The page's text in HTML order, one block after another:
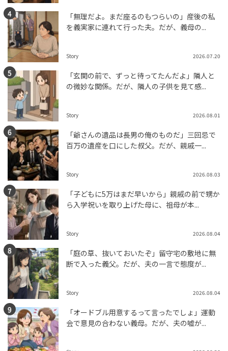
「無理だよ。まだ座るのもつらいの」産後の私
を義実家に連れて行った夫。だが、義母の...
Story 2026.07.20
「玄関の前で、ずっと待ってたんだよ」隣人と
の微妙な関係。だが、隣人の子供を見て感...
Story 2026.08.01
「爺さんの遺品は長男の俺のものだ」三回忌で
百万の遺産を口にした叔父。だが、親戚一...
Story 2026.08.03
「子どもに5万はまだ早いから」親戚の前で甥か
ら入学祝いを取り上げた母に、祖母が本...
Story 2026.08.04
「庭の草、抜いておいたぞ」留守宅の敷地に無
断で入った義父。だが、夫の一言で態度が...
Story 2026.08.04
「オードブル用意するって言ったでしょ」運動
会で意見の合わない義母。だが、夫の嘘が...